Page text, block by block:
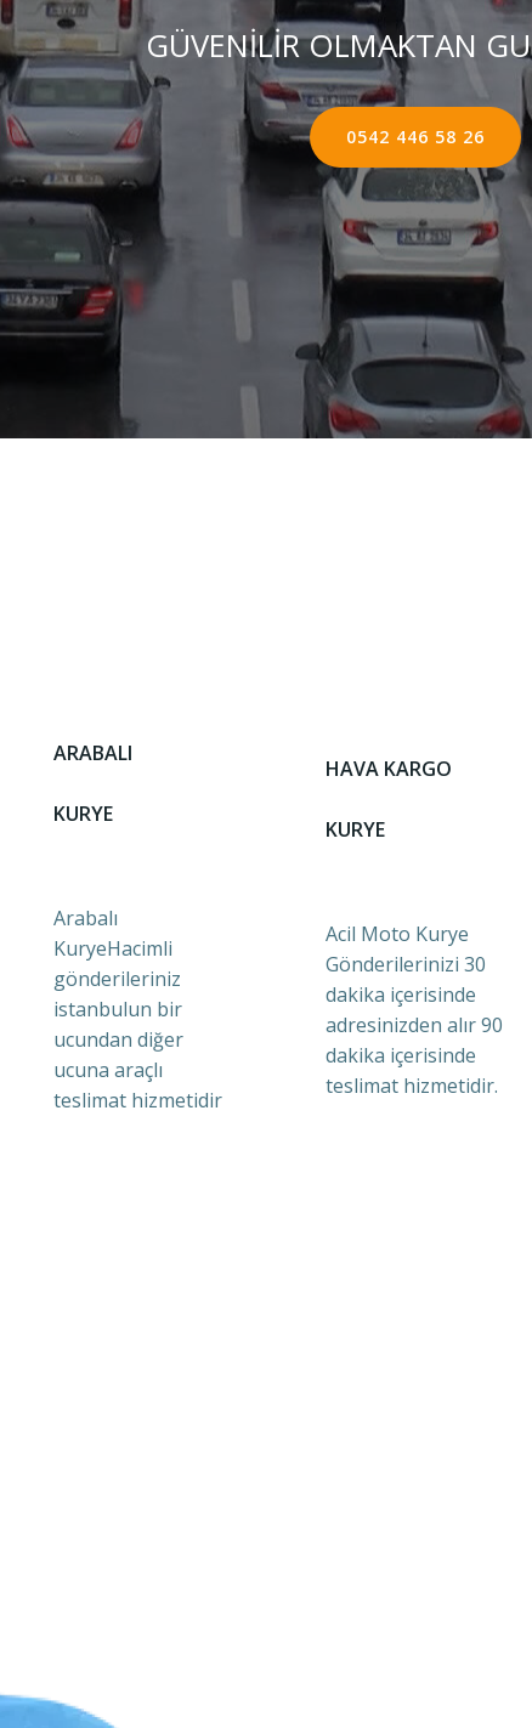
GÜVENİLİR OLMAKTAN
0542 446 58 26
ARABALI
KURYE
Arabalı
KuryeHacimli
gönderileriniz
istanbulun bir
ucundan diğer
ucuna araçlı
teslimat hizmetidir
HAVA KARGO
KURYE
Acil Moto Kurye
Gönderilerinizi 30
dakika içerisinde
adresinizden alır 90
dakika içerisinde
teslimat hizmetidir.